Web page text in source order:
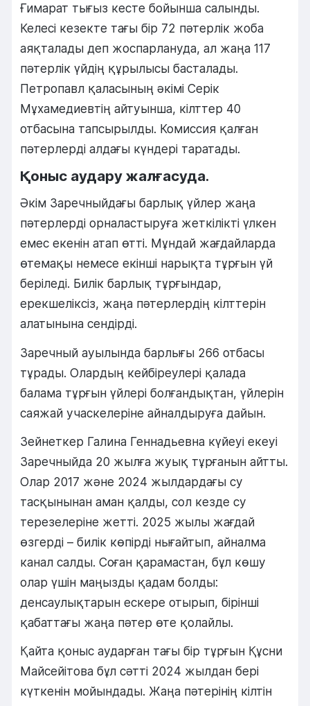
Ғимарат тығыз кесте бойынша салынды.
Келесі кезекте тағы бір 72 пәтерлік жоба
аяқталады деп жоспарлануда, ал жаңа 117
пәтерлік үйдің құрылысы басталады.
Петропавл қаласының әкімі Серік
Мұхамедиевтің айтуынша, кілттер 40
отбасына тапсырылды. Комиссия қалған
пәтерлерді алдағы күндері таратады.
Қоныс аудару жалғасуда.
Әкім Заречныйдағы барлық үйлер жаңа
пәтерлерді орналастыруға жеткілікті үлкен
емес екенін атап өтті. Мұндай жағдайларда
өтемақы немесе екінші нарықта тұрғын үй
беріледі. Билік барлық тұрғындар,
ерекшеліксіз, жаңа пәтерлердің кілттерін
алатынына сендірді.
Заречный ауылында барлығы 266 отбасы
тұрады. Олардың кейбіреулері қалада
балама тұрғын үйлері болғандықтан, үйлерін
саяжай учаскелеріне айналдыруға дайын.
Зейнеткер Галина Геннадьевна күйеуі екеуі
Заречныйда 20 жылға жуық тұрғанын айтты.
Олар 2017 және 2024 жылдардағы су
тасқынынан аман қалды, сол кезде су
терезелеріне жетті. 2025 жылы жағдай
өзгерді – билік көпірді нығайтып, айналма
канал салды. Соған қарамастан, бұл көшу
олар үшін маңызды қадам болды:
денсаулықтарын ескере отырып, бірінші
қабаттағы жаңа пәтер өте қолайлы.
Қайта қоныс аударған тағы бір тұрғын Құсни
Майсейітова бұл сәтті 2024 жылдан бері
күткенін мойындады. Жаңа пәтерінің кілтін